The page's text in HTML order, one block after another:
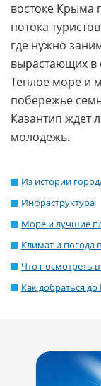
востоке Крыма
потока
где нужно
вырастающих в
Теплое море и
побережье
Казантип ждет
молодежь.
Из истории
Инфраструктура
Море и лучшие
Климат и погода
Что посмотреть
Как добраться